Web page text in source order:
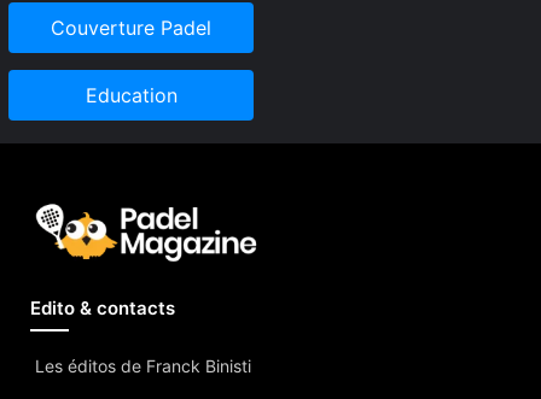
Couverture Padel
Education
Edito & contacts
Les éditos de Franck Binisti